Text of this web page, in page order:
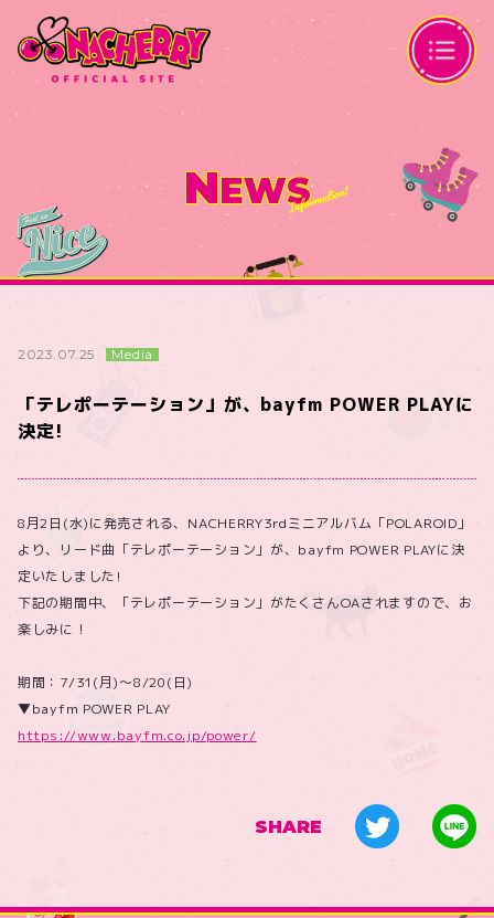
NEWS
2023.07.25 Media
「テレポーテーション」が、bayfm POWER PLAYに
決定!
8月2日(水)に発売される、NACHERRY3rdミニアルバム「POLAROID」
より、リード曲「テレポーテーション」が、bayfm POWER PLAYに決
定いたしました!
下記の期間中、「テレポーテーション」がたくさんOAされますので、お
楽しみに！
期間：7/31(月)～8/20(日)
▼bayfm POWER PLAY
https://www.bayfm.co.jp/power/
SHARE